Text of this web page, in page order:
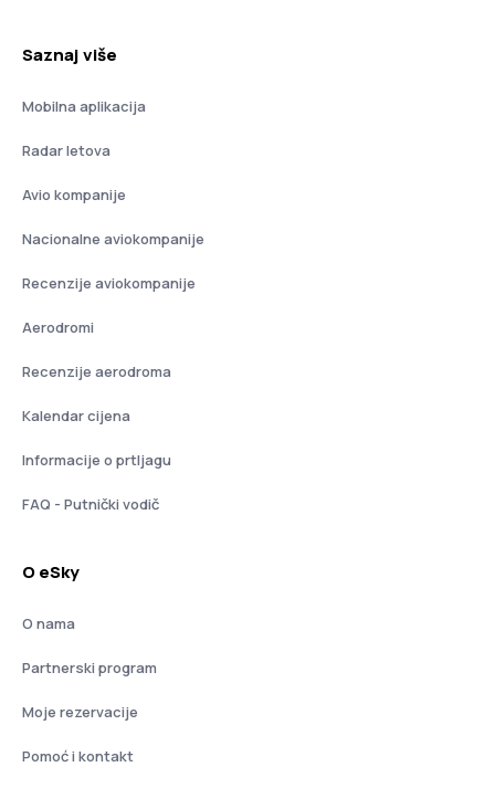
Saznaj više
Mobilna aplikacija
Radar letova
Avio kompanije
Nacionalne aviokompanije
Recenzije aviokompanije
Aerodromi
Recenzije aerodroma
Kalendar cijena
Informacije o prtljagu
FAQ - Putnički vodič
O eSky
O nama
Partnerski program
Moje rezervacije
Pomoć i kontakt